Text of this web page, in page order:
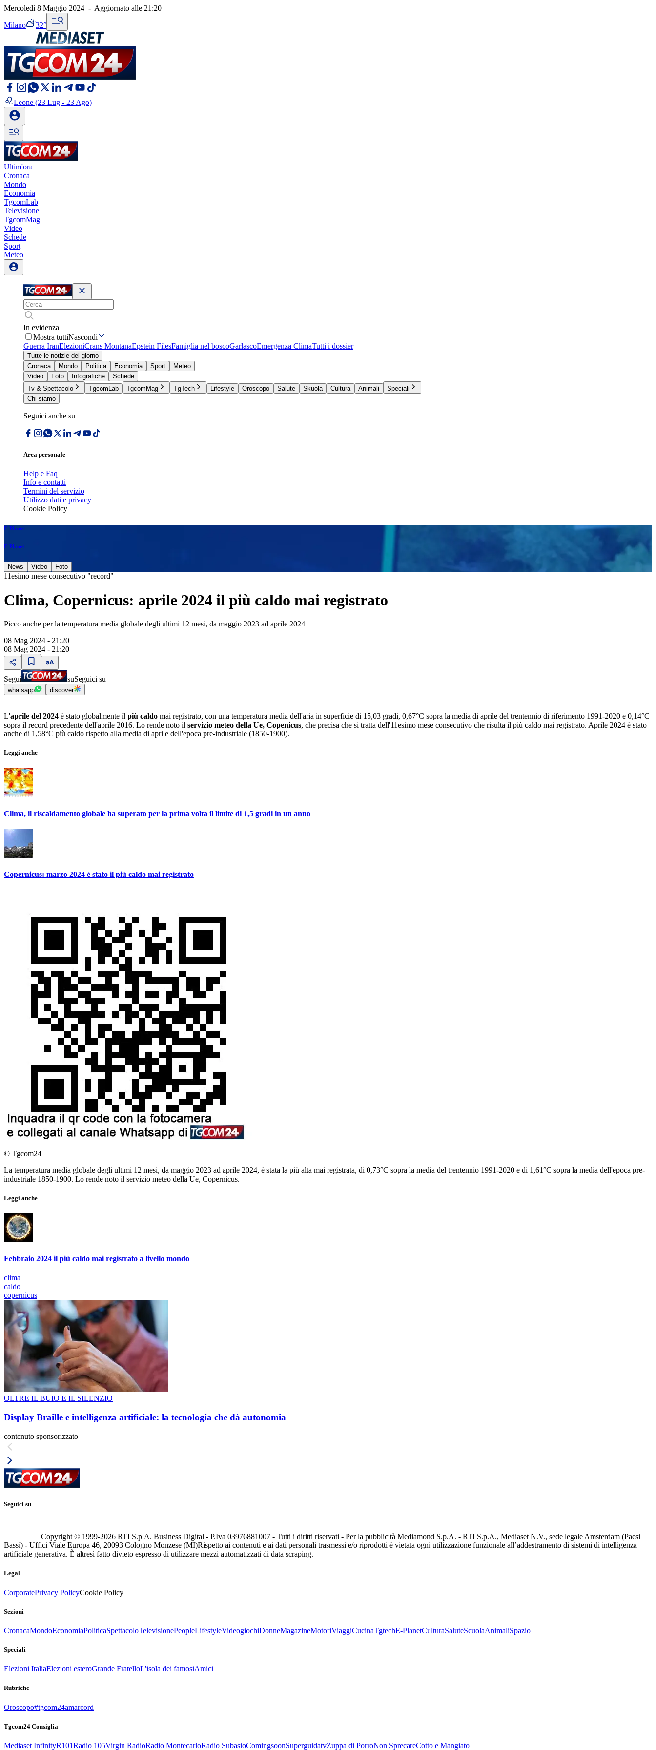
Mercoledì 8 Maggio 2024 - Aggiornato alle 21:20
Milano 32°
Leone (23 Lug - 23 Ago)
Ultim'ora
Cronaca
Mondo
Economia
TgcomLab
Televisione
TgcomMag
Video
Schede
Sport
Meteo
In evidenza
Mostra tuttiNascondi
Guerra IranElezioniCrans MontanaEpstein FilesFamiglia nel boscoGarlascoEmergenza ClimaTutti i dossier
Tutte le notizie del giorno
Cronaca
Mondo Politica Economia Sport
Meteo
Video
Foto Infografiche
Schede
Tv & Spettacolo
TgcomLab TgcomMag TgTech Lifestyle Oroscopo Salute Skuola Cultura Animali
Speciali
Chi siamo
Seguici anche su
Area personale
Help e Faq
Info e contatti
Termini del servizio
Utilizzo dati e privacy
Cookie Policy
E-Planet
E-Planet
News Video Foto
11esimo mese consecutivo "record"
Clima, Copernicus: aprile 2024 il più caldo mai registrato
Picco anche per la temperatura media globale degli ultimi 12 mesi, da maggio 2023 ad aprile 2024
08 Mag 2024 - 21:20
08 Mag 2024 - 21:20
Segui suSeguici su
whatsapp discover
L'aprile del 2024 è stato globalmente il più caldo mai registrato, con una temperatura media dell'aria in superficie di 15,03 gradi, 0,67°C sopra la media di aprile del trentennio di riferimento 1991-2020 e 0,14°C
sopra il record precedente dell'aprile 2016. Lo rende noto il servizio meteo della Ue, Copenicus, che precisa che si tratta dell'11esimo mese consecutivo che risulta il più caldo mai registrato. Aprile 2024 è stato
anche di 1,58°C più caldo rispetto alla media di aprile dell'epoca pre-industriale (1850-1900).
Leggi anche
Clima, il riscaldamento globale ha superato per la prima volta il limite di 1,5 gradi in un anno
Copernicus: marzo 2024 è stato il più caldo mai registrato
© Tgcom24
La temperatura media globale degli ultimi 12 mesi, da maggio 2023 ad aprile 2024, è stata la più alta mai registrata, di 0,73°C sopra la media del trentennio 1991-2020 e di 1,61°C sopra la media dell'epoca pre-
industriale 1850-1900. Lo rende noto il servizio meteo della Ue, Copernicus.
Leggi anche
Febbraio 2024 il più caldo mai registrato a livello mondo
clima
caldo
copernicus
OLTRE IL BUIO E IL SILENZIO
Display Braille e intelligenza artificiale: la tecnologia che dà autonomia
contenuto sponsorizzato
Seguici su
Copyright © 1999-2026 RTI S.p.A. Business Digital - P.Iva 03976881007 - Tutti i diritti riservati - Per la pubblicità Mediamond S.p.A. - RTI S.p.A., Mediaset N.V., sede legale Amsterdam (Paesi
Bassi) - Uffici Viale Europa 46, 20093 Cologno Monzese (MI)Rispetto ai contenuti e ai dati personali trasmessi e/o riprodotti è vietata ogni utilizzazione funzionale all’addestramento di sistemi di intelligenza
artificiale generativa. È altresì fatto divieto espresso di utilizzare mezzi automatizzati di data scraping.
Legal
CorporatePrivacy PolicyCookie Policy
Sezioni
CronacaMondoEconomiaPoliticaSpettacoloTelevisionePeopleLifestyleVideogiochiDonneMagazineMotoriViaggiCucinaTgtechE-PlanetCulturaSaluteScuolaAnimaliSpazio
Speciali
Elezioni ItaliaElezioni esteroGrande FratelloL'isola dei famosiAmici
Rubriche
Oroscopo#tgcom24amarcord
Tgcom24 Consiglia
Mediaset InfinityR101Radio 105Virgin RadioRadio MontecarloRadio SubasioComingsoonSuperguidatvZuppa di PorroNon SprecareCotto e Mangiato